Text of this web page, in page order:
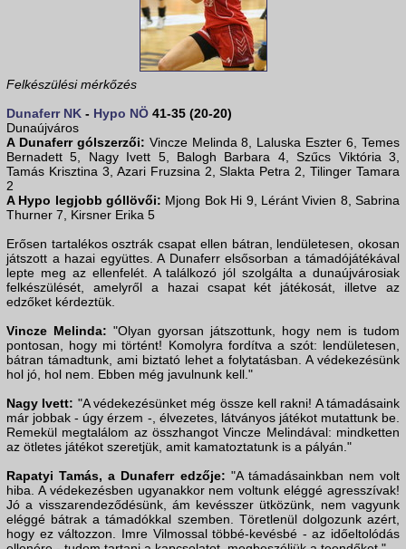
Felkészülési mérkőzés
Dunaferr NK - Hypo NÖ 41-35 (20-20)
Dunaújváros
A Dunaferr gólszerzői: Vincze Melinda 8, Laluska Eszter 6, Temes
Bernadett 5, Nagy Ivett 5, Balogh Barbara 4, Szűcs Viktória 3,
Tamás Krisztina 3, Azari Fruzsina 2, Slakta Petra 2, Tilinger Tamara
2
A Hypo legjobb góllövői: Mjong Bok Hi 9, Léránt Vivien 8, Sabrina
Thurner 7, Kirsner Erika 5
Erősen tartalékos osztrák csapat ellen bátran, lendületesen, okosan
játszott a hazai együttes. A Dunaferr elsősorban a támadójátékával
lepte meg az ellenfelét. A találkozó jól szolgálta a dunaújvárosiak
felkészülését, amelyről a hazai csapat két játékosát, illetve az
edzőket kérdeztük.
Vincze Melinda: "Olyan gyorsan játszottunk, hogy nem is tudom
pontosan, hogy mi történt! Komolyra fordítva a szót: lendületesen,
bátran támadtunk, ami biztató lehet a folytatásban. A védekezésünk
hol jó, hol nem. Ebben még javulnunk kell."
Nagy Ivett: "A védekezésünket még össze kell rakni! A támadásaink
már jobbak - úgy érzem -, élvezetes, látványos játékot mutattunk be.
Remekül megtalálom az összhangot Vincze Melindával: mindketten
az ötletes játékot szeretjük, amit kamatoztatunk is a pályán."
Rapatyi Tamás, a Dunaferr edzője: "A támadásainkban nem volt
hiba. A védekezésben ugyanakkor nem voltunk eléggé agresszívak!
Jó a visszarendeződésünk, ám kevésszer ütközünk, nem vagyunk
eléggé bátrak a támadókkal szemben. Töretlenül dolgozunk azért,
hogy ez változzon. Imre Vilmossal többé-kevésbé - az időeltolódás